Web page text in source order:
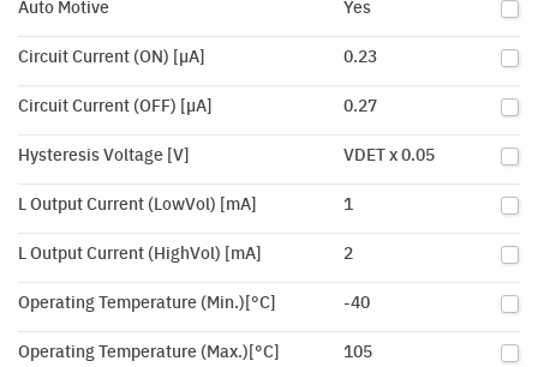
Auto Motive Yes
Circuit Current (ON) [µA] 0.23
Circuit Current (OFF) [µA] 0.27
Hysteresis Voltage [V] VDET x 0.05
L Output Current (LowVol) [mA] 1
L Output Current (HighVol) [mA] 2
Operating Temperature (Min.)[°C] -40
Operating Temperature (Max.)[°C] 105